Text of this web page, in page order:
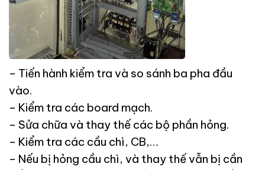
– Tiến hành kiểm tra và so sánh ba pha đầu
vào.
– Kiểm tra các board mạch.
– Sửa chữa và thay thế các bộ phần hỏng.
– Kiểm tra các cầu chì, CB,…
– Nếu bị hỏng cầu chì, và thay thế vẫn bị cần